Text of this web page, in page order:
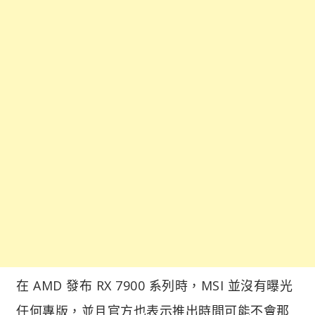
在 AMD 發布 RX 7900 系列時，MSI 並沒有曝光
任何專版，並且官方也表示推出時間可能不會那